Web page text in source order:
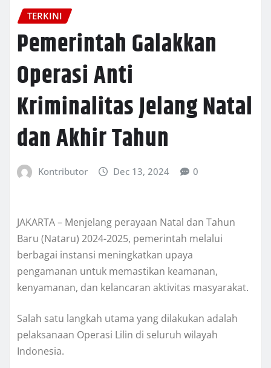
TERKINI
Pemerintah Galakkan
Operasi Anti
Kriminalitas Jelang Natal
dan Akhir Tahun
Kontributor Dec 13, 2024 0
JAKARTA – Menjelang perayaan Natal dan Tahun
Baru (Nataru) 2024-2025, pemerintah melalui
berbagai instansi meningkatkan upaya
pengamanan untuk memastikan keamanan,
kenyamanan, dan kelancaran aktivitas masyarakat.
Salah satu langkah utama yang dilakukan adalah
pelaksanaan Operasi Lilin di seluruh wilayah
Indonesia.